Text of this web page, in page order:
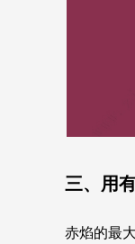
三、用
赤焰的最